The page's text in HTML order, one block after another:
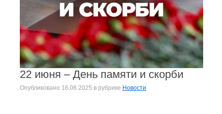
22 июня – День памяти и скорби
Опубликовано 16.06.2025 в рубрике Новости